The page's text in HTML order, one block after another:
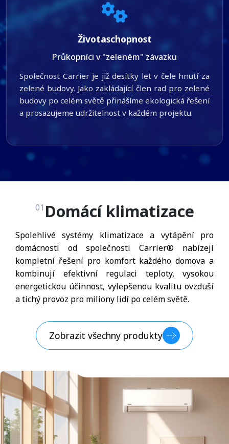
Životaschopnost
Průkopníci v "zeleném" závazku
Společnost Carrier je již desítky let v čele hnutí za
zelené budovy. Jako zakládající člen rad pro zelené
budovy po celém světě přinášíme ekologická řešení
a prosazujeme udržitelnost v každém projektu.
01 Domácí klimatizace
Spolehlivé systémy klimatizace a vytápění pro
domácnosti od společnosti Carrier® nabízejí
kompletní řešení pro komfort každého domova a
kombinují efektivní regulaci teploty, vysokou
energetickou účinnost, vylepšenou kvalitu ovzduší
a tichý provoz pro miliony lidí po celém světě.
Zobrazit všechny produkty